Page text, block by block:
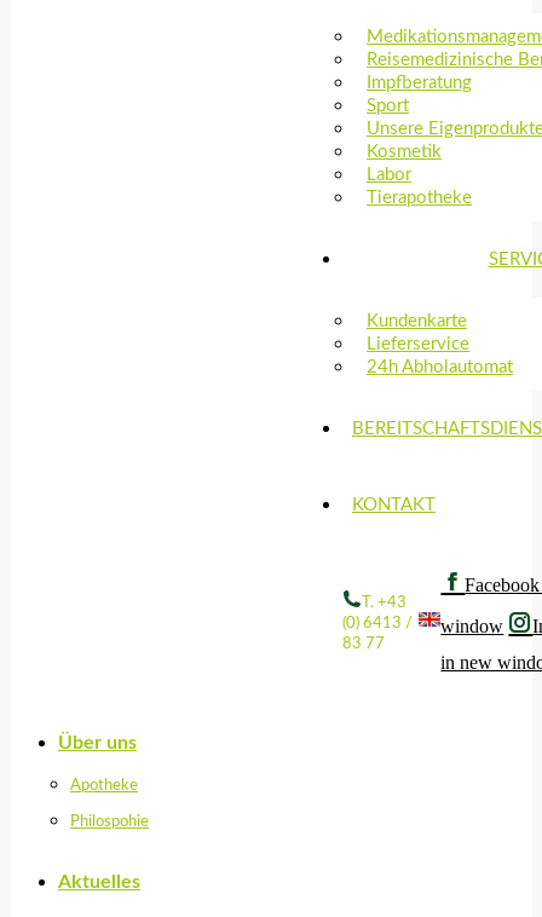
Reisemedizinische
Impfberatung
Sport
Unsere
Kosmetik
Labor
Tierapotheke
Kundenkarte
Lieferservice
24h Abholautomat
KONTAKT
T. +43
(0) 6413 /
83 77
window
in new
Über uns
Apotheke
Philospohie
Aktuelles